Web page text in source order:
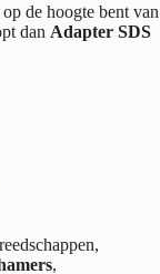
de hoogte bent van
dan Adapter SDS
,